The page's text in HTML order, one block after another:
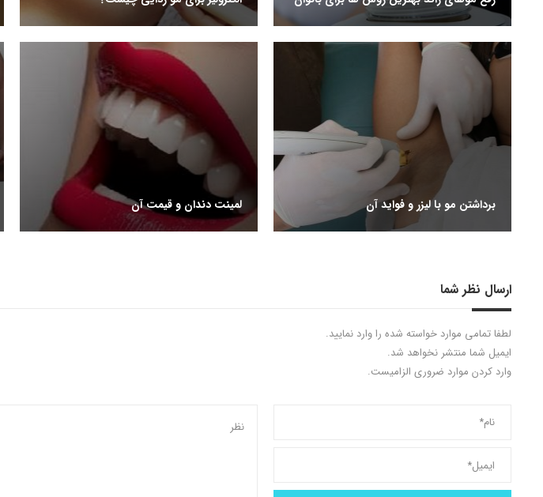
برداشتن مو با لیزر و فواید آن لمینت دندان و قیمت آن
ارسال نظر شما
لطفا تمامی موارد خواسته شده را وارد نمایید.
ایمیل شما منتشر نخواهد شد.
وارد کردن موارد ضروری الزامیست.